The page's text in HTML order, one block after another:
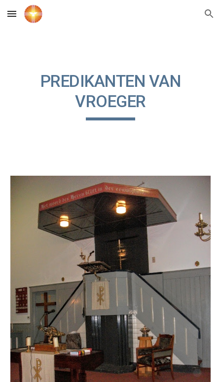
Skip to main content Skip to navigation
PREDIKANTEN VAN
VROEGER